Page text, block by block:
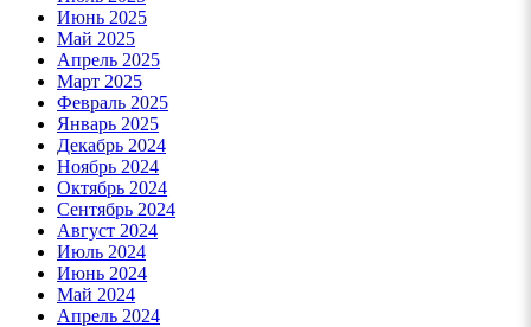
Июнь 2025
Май 2025
Апрель 2025
Март 2025
Февраль 2025
Январь 2025
Декабрь 2024
Ноябрь 2024
Октябрь 2024
Сентябрь 2024
Август 2024
Июль 2024
Июнь 2024
Май 2024
Апрель 2024